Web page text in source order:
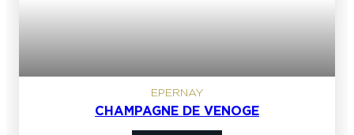
EPERNAY
CHAMPAGNE DE VENOGE